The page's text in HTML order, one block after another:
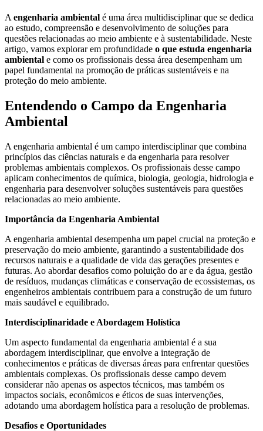
A engenharia ambiental é uma área multidisciplinar que se dedica
ao estudo, compreensão e desenvolvimento de soluções para
questões relacionadas ao meio ambiente e à sustentabilidade. Neste
artigo, vamos explorar em profundidade o que estuda engenharia
ambiental e como os profissionais dessa área desempenham um
papel fundamental na promoção de práticas sustentáveis e na
proteção do meio ambiente.
Entendendo o Campo da Engenharia
Ambiental
A engenharia ambiental é um campo interdisciplinar que combina
princípios das ciências naturais e da engenharia para resolver
problemas ambientais complexos. Os profissionais desse campo
aplicam conhecimentos de química, biologia, geologia, hidrologia e
engenharia para desenvolver soluções sustentáveis para questões
relacionadas ao meio ambiente.
Importância da Engenharia Ambiental
A engenharia ambiental desempenha um papel crucial na proteção e
preservação do meio ambiente, garantindo a sustentabilidade dos
recursos naturais e a qualidade de vida das gerações presentes e
futuras. Ao abordar desafios como poluição do ar e da água, gestão
de resíduos, mudanças climáticas e conservação de ecossistemas, os
engenheiros ambientais contribuem para a construção de um futuro
mais saudável e equilibrado.
Interdisciplinaridade e Abordagem Holística
Um aspecto fundamental da engenharia ambiental é a sua
abordagem interdisciplinar, que envolve a integração de
conhecimentos e práticas de diversas áreas para enfrentar questões
ambientais complexas. Os profissionais desse campo devem
considerar não apenas os aspectos técnicos, mas também os
impactos sociais, econômicos e éticos de suas intervenções,
adotando uma abordagem holística para a resolução de problemas.
Desafios e Oportunidades